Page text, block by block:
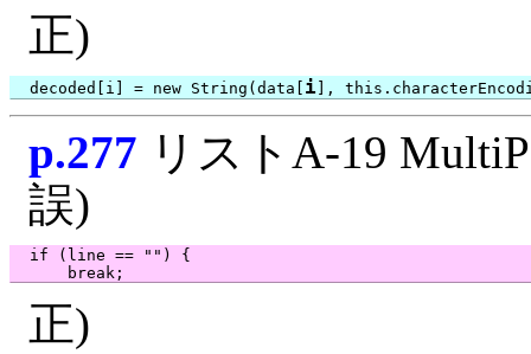
正)
  decoded[i] = new String(data[
i
p.277 リストA-19
誤)
  if (line == "") {
正)